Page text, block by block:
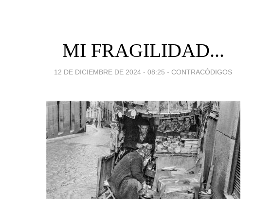
MI FRAGILIDAD...
12 DE DICIEMBRE DE 2024 - 08:25 - CONTRACÓDIGOS